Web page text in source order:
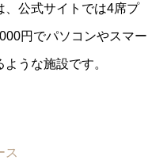
、公式サイトでは4席プ
円でパソコンやスマー
うな施設です。
ス